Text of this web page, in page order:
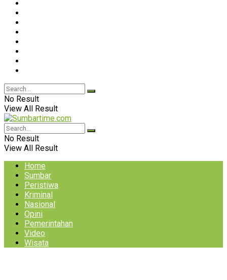
No Result
View All Result
No Result
View All Result
Home
Sumbar
Peristiwa
Kriminal
Nasional
Opini
Pemerintahan
Video
Wisata